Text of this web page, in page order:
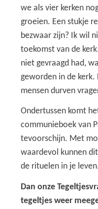
we als vier kerken
groeien. Een stukje
bezwaar zijn? Ik wil
toekomst van de
niet gevraagd had,
geworden in de
mensen durven
Ondertussen komt
communieboek van
tevoorschijn. Met
waardevol kunnen
de rituelen in je
Dan onze
tegeltjes weer